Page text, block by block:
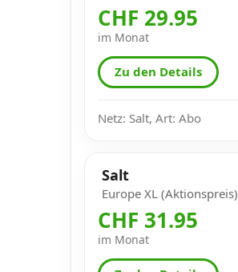
CHF 29.95
im Monat
Zu den Details
Netz: Salt, Art: Abo
Salt
Europe XL (Aktionspreis)
CHF 31.95
im Monat